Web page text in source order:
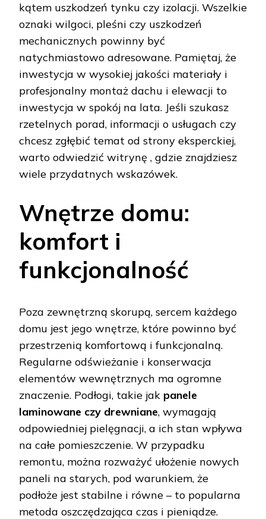
kątem uszkodzeń tynku czy izolacji. Wszelkie
oznaki wilgoci, pleśni czy uszkodzeń
mechanicznych powinny być
natychmiastowo adresowane. Pamiętaj, że
inwestycja w wysokiej jakości materiały i
profesjonalny montaż dachu i elewacji to
inwestycja w spokój na lata. Jeśli szukasz
rzetelnych porad, informacji o usługach czy
chcesz zgłębić temat od strony eksperckiej,
warto odwiedzić witrynę , gdzie znajdziesz
wiele przydatnych wskazówek.
Wnętrze domu:
komfort i
funkcjonalność
Poza zewnętrzną skorupą, sercem każdego
domu jest jego wnętrze, które powinno być
przestrzenią komfortową i funkcjonalną.
Regularne odświeżanie i konserwacja
elementów wewnętrznych ma ogromne
znaczenie. Podłogi, takie jak panele
laminowane czy drewniane, wymagają
odpowiedniej pielęgnacji, a ich stan wpływa
na całe pomieszczenie. W przypadku
remontu, można rozważyć ułożenie nowych
paneli na starych, pod warunkiem, że
podłoże jest stabilne i równe – to popularna
metoda oszczędzająca czas i pieniądze.